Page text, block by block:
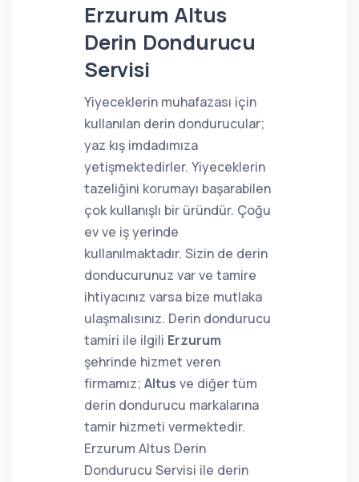
Erzurum Altus
Derin Dondurucu
Servisi
Yiyeceklerin muhafazası için
kullanılan derin dondurucular;
yaz kış imdadımıza
yetişmektedirler. Yiyeceklerin
tazeliğini korumayı başarabilen
çok kullanışlı bir üründür. Çoğu
ev ve iş yerinde
kullanılmaktadır. Sizin de derin
donducurunuz var ve tamire
ihtiyacınız varsa bize mutlaka
ulaşmalısınız. Derin dondurucu
tamiri ile ilgili Erzurum
şehrinde hizmet veren
firmamız; Altus ve diğer tüm
derin dondurucu markalarına
tamir hizmeti vermektedir.
Erzurum Altus Derin
Dondurucu Servisi ile derin